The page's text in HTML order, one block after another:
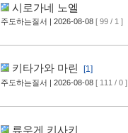
시로가네 노엘
주도하는질서 | 2026-08-08 [ 99 / 1 ]
키타가와 마린 [1]
주도하는질서 | 2026-08-08 [ 111 / 0 ]
류우게 키사키